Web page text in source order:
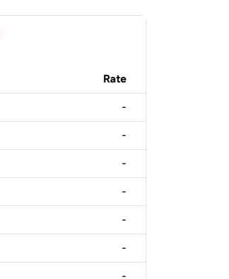
Rate
-
-
-
-
-
-
-